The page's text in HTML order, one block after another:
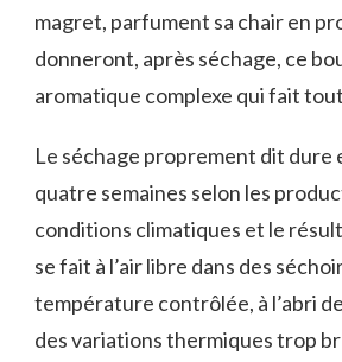
magret, parfument sa chair en
donneront, après séchage, ce
aromatique complexe qui fait
Le séchage proprement dit dure
quatre semaines selon les
conditions climatiques et le
se fait à l’air libre dans des
température contrôlée, à l’abri
des variations thermiques trop